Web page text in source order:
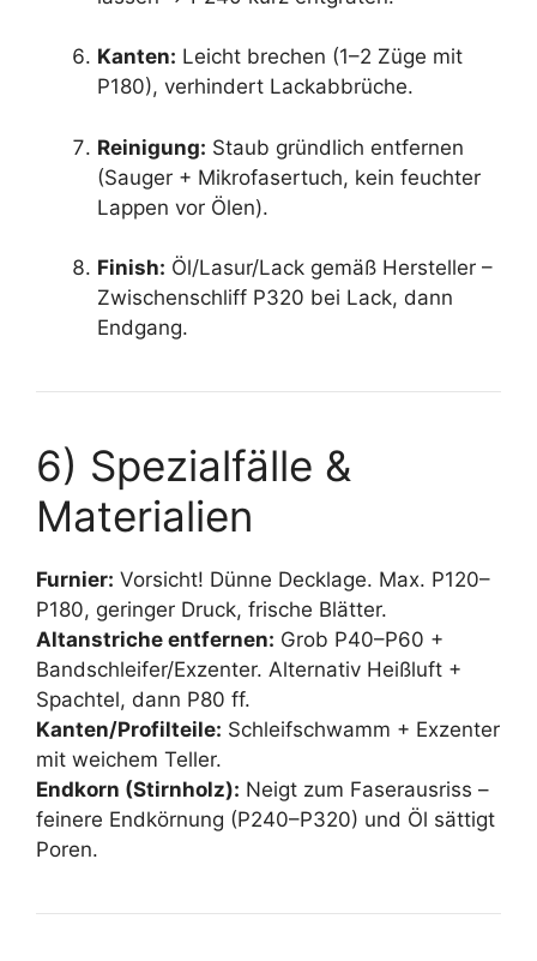
Kanten: Leicht brechen (1–2 Züge mit
P180), verhindert Lackabbrüche.
Reinigung: Staub gründlich entfernen
(Sauger + Mikrofasertuch, kein feuchter
Lappen vor Ölen).
Finish: Öl/Lasur/Lack gemäß Hersteller –
Zwischenschliff P320 bei Lack, dann
Endgang.
6) Spezialfälle &
Materialien
Furnier: Vorsicht! Dünne Decklage. Max. P120–
P180, geringer Druck, frische Blätter.
Altanstriche entfernen: Grob P40–P60 +
Bandschleifer/Exzenter. Alternativ Heißluft +
Spachtel, dann P80 ff.
Kanten/Profilteile: Schleifschwamm + Exzenter
mit weichem Teller.
Endkorn (Stirnholz): Neigt zum Faserausriss –
feinere Endkörnung (P240–P320) und Öl sättigt
Poren.